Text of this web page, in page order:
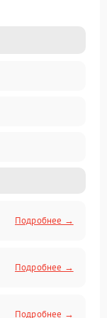
Подробнее →
Подробнее →
Подробнее →